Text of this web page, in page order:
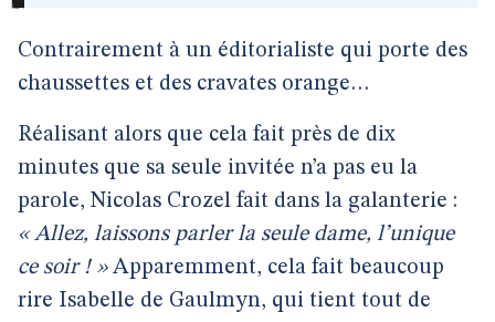
Contrairement à un éditorialiste qui porte des
chaussettes et des cravates orange…
Réalisant alors que cela fait près de dix
minutes que sa seule invitée n’a pas eu la
parole, Nicolas Crozel fait dans la galanterie :
« Allez, laissons parler la seule dame, l’unique
ce soir ! »Apparemment, cela fait beaucoup
rire Isabelle de Gaulmyn, qui tient tout de